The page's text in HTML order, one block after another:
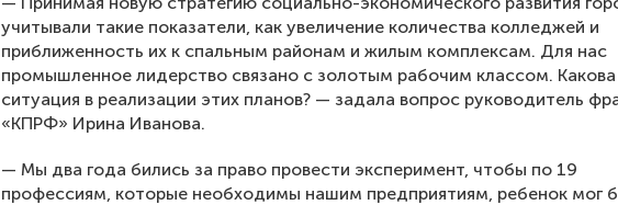
учитывали такие показатели, как увеличение количества колледжей и
приближенность их к спальным районам и жилым комплексам. Для нас
промышленное лидерство связано с золотым рабочим классом. Какова
ситуация в реализации этих планов? — задала вопрос руководитель
«КПРФ» Ирина Иванова.
— Мы два года бились за право провести эксперимент, чтобы по 19
профессиям, которые необходимы нашим предприятиям, ребенок мог